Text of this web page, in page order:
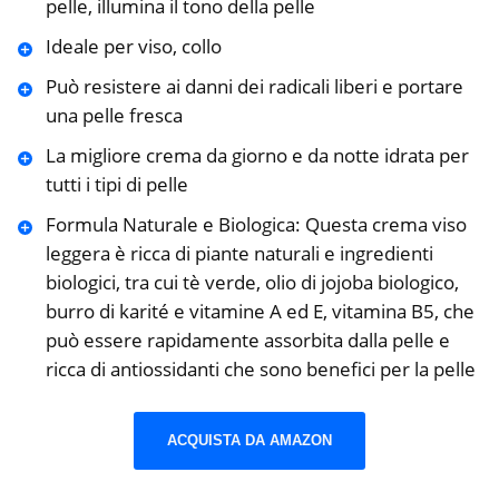
pelle, illumina il tono della pelle
Ideale per viso, collo
Può resistere ai danni dei radicali liberi e portare
una pelle fresca
La migliore crema da giorno e da notte idrata per
tutti i tipi di pelle
Formula Naturale e Biologica: Questa crema viso
leggera è ricca di piante naturali e ingredienti
biologici, tra cui tè verde, olio di jojoba biologico,
burro di karité e vitamine A ed E, vitamina B5, che
può essere rapidamente assorbita dalla pelle e
ricca di antiossidanti che sono benefici per la pelle
ACQUISTA DA AMAZON